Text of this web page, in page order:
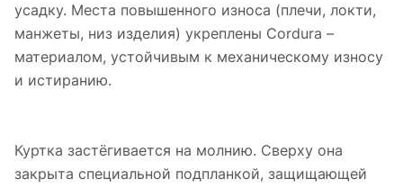
усадку. Места повышенного износа (плечи, локти,
манжеты, низ изделия) укреплены Cordura –
материалом, устойчивым к механическому износу
и истиранию.
Куртка застёгивается на молнию. Сверху она
закрыта специальной подпланкой, защищающей